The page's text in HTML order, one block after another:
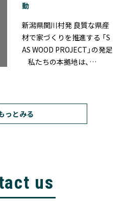
動
新潟県関川村発 良質な県産
材で家づくりを推進する 「S
AS WOOD PROJECT」の発足
私たちの本拠地は、…
っとみる
us